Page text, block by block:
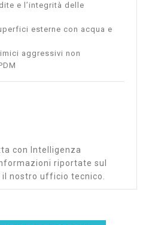
e l’integrità delle
esterne con acqua e
aggressivi non
con Intelligenza
riportate sul
nostro ufficio tecnico.